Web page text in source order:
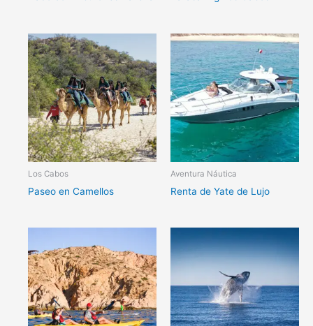
Los Cabos
Paseo en Camellos
Aventura Náutica
Renta de Yate de Lujo